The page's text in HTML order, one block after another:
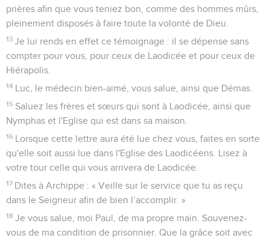
prières afin que vous teniez bon, comme des hommes mûrs,
pleinement disposés à faire toute la volonté de Dieu.
13 Je lui rends en effet ce témoignage : il se dépense sans
compter pour vous, pour ceux de Laodicée et pour ceux de
Hiérapolis.
14 Luc, le médecin bien-aimé, vous salue, ainsi que Démas.
15 Saluez les frères et sœurs qui sont à Laodicée, ainsi que
Nymphas et l'Eglise qui est dans sa maison.
16 Lorsque cette lettre aura été lue chez vous, faites en sorte
qu'elle soit aussi lue dans l'Eglise des Laodicéens. Lisez à
votre tour celle qui vous arrivera de Laodicée.
17 Dites à Archippe : « Veille sur le service que tu as reçu
dans le Seigneur afin de bien l’accomplir. »
18 Je vous salue, moi Paul, de ma propre main. Souvenez-
vous de ma condition de prisonnier. Que la grâce soit avec